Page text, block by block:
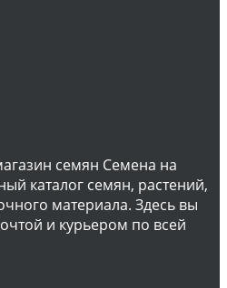
семян Семена на
каталог семян, растений,
материала. Здесь вы
и курьером по всей